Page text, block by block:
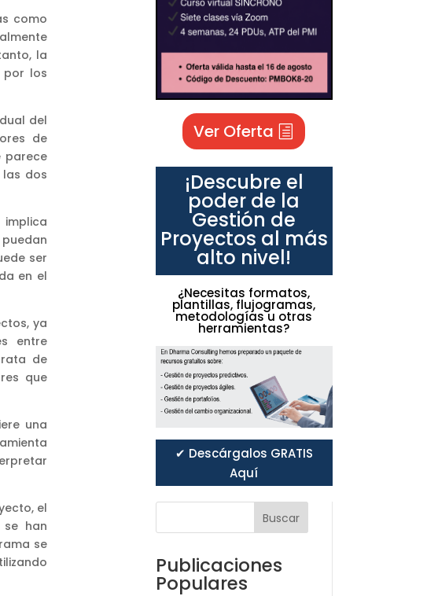
como
la
por los
del
de
parece
dos
ser
en el
ya
entre
de
que
una
el
han
se
Ver Oferta
¡Descubre el
poder de la
Gestión de
Proyectos al más
alto nivel!
¿Necesitas formatos,
plantillas, flujogramas,
metodologías u otras
herramientas?
✔ Descárgalos GRATIS
Aquí
Buscar
Publicaciones
Populares